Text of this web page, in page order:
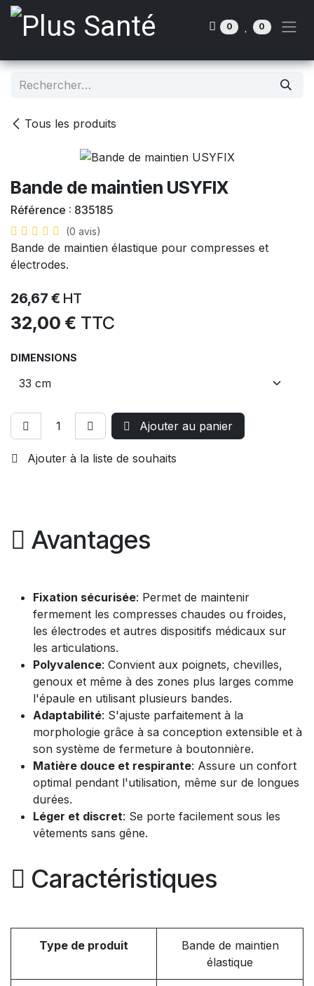
Se rendre au contenu
0 0
Tous les produits
Bande de maintien USYFIX
Référence : 835185
(0 avis)
Bande de maintien élastique pour compresses et
électrodes.
26,67 € HT
32,00 € TTC
DIMENSIONS
Ajouter au panier
Ajouter à la liste de souhaits
Avantages
Fixation sécurisée: Permet de maintenir
fermement les compresses chaudes ou froides,
les électrodes et autres dispositifs médicaux sur
les articulations.
Polyvalence: Convient aux poignets, chevilles,
genoux et même à des zones plus larges comme
l'épaule en utilisant plusieurs bandes.
Adaptabilité: S'ajuste parfaitement à la
morphologie grâce à sa conception extensible et à
son système de fermeture à boutonnière.
Matière douce et respirante: Assure un confort
optimal pendant l'utilisation, même sur de longues
durées.
Léger et discret: Se porte facilement sous les
vêtements sans gêne.
Caractéristiques
Type de produit
Bande de maintien
élastique